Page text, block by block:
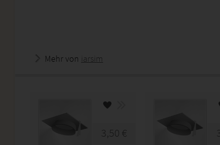
Mehr von iarsim
3,50 €